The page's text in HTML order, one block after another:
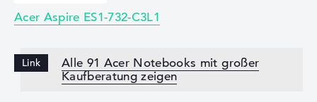
Acer Aspire ES1-732-C3L1
Alle 91 Acer Notebooks mit großer
Kaufberatung zeigen